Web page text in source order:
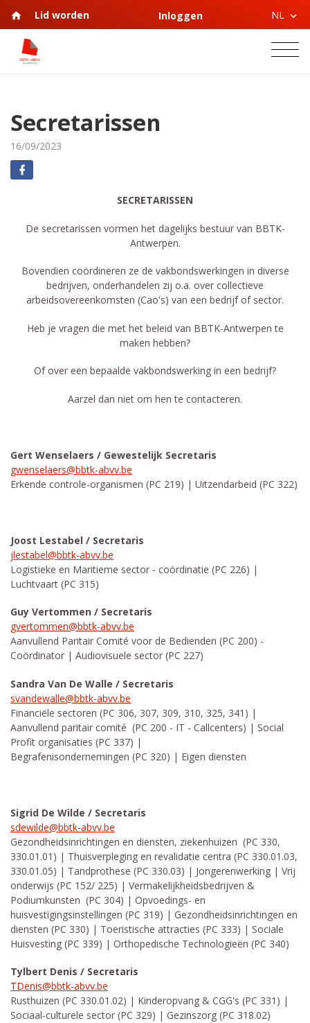
Lid worden Inloggen NL
Secretarissen
16/09/2023
SECRETARISSEN
De secretarissen vormen het dagelijks bestuur van BBTK-
Antwerpen.
Bovendien coördineren ze de vakbondswerkingen in diverse
bedrijven, onderhandelen zij o.a. over collectieve
arbeidsovereenkomsten (Cao's) van een bedrijf of sector.
​Heb je vragen die met het beleid van BBTK-Antwerpen te
maken hebben?
Of over een bepaalde vakbondswerking in een bedrijf?
Aarzel dan niet om hen te contacteren.
Gert Wenselaers / Gewestelijk Secretaris
gwenselaers@bbtk-abvv.be
Erkende controle-organismen (PC 219) | Uitzendarbeid (PC 322)
Joost Lestabel / Secretaris
jlestabel@bbtk-abvv.be
Logistieke en Maritieme sector - coördinatie (PC 226) |
Luchtvaart (PC 315)
Guy Vertommen / Secretaris
​gvertommen@bbtk-abvv.be
Aanvullend Paritair Comité voor de Bedienden (PC 200) -
Coördinator | Audiovisuele sector (PC 227)
Sandra Van De Walle / Secretaris
svandewalle@bbtk-abvv.be
Financiële sectoren (PC 306, 307, 309, 310, 325, 341) |
Aanvullend paritair comité (PC 200 - IT - Callcenters) | Social
Profit organisaties (PC 337) |
Begrafenisondernemingen (PC 320) | Eigen diensten
Sigrid De Wilde / Secretaris
sdewilde@bbtk-abvv.be
Gezondheidsinrichtingen en diensten, ziekenhuizen (PC 330,
330.01.01) | Thuisverpleging en revalidatie centra (PC 330.01.03,
330.01.05) | Tandprothese (PC 330.03) | Jongerenwerking | Vrij
onderwijs (PC 152/ 225) | Vermakelijkheidsbedrijven &
Podiumkunsten (PC 304) | Opvoedings- en
huisvestigingsinstellingen (PC 319) | Gezondheidsinrichtingen en
diensten (PC 330) | Toeristische attracties (PC 333) | Sociale
Huisvesting (PC 339) | Orthopedische Technologieën (PC 340)
Tylbert Denis / Secretaris
TDenis@bbtk-abvv.be
Rusthuizen (PC 330.01.02) | Kinderopvang & CGG's (PC 331) |
Sociaal-culturele sector (PC 329) | Gezinszorg (PC 318.02)